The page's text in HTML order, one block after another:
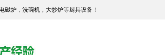
磁炉 ， 洗碗机 ， 大炒炉等厨具设备 ！